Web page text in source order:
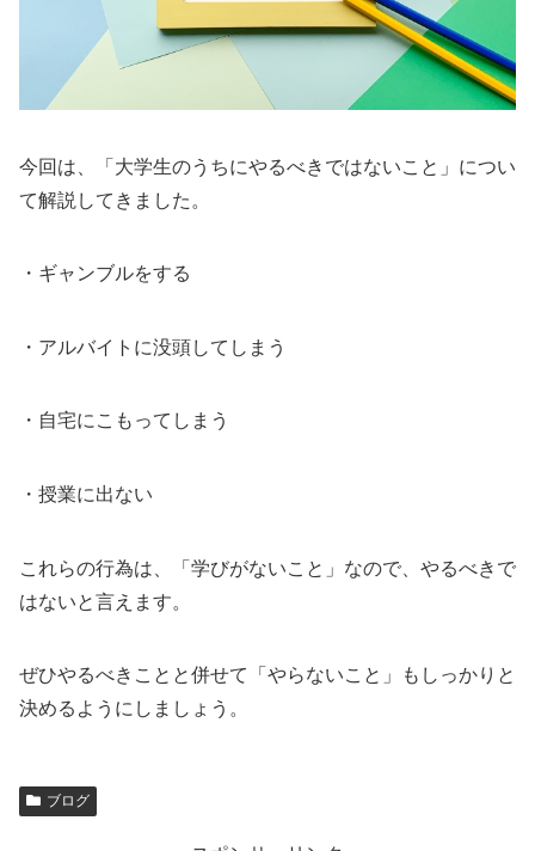
今回は、「大学生のうちにやるべきではないこと」につい
て解説してきました。
・ギャンブルをする
・アルバイトに没頭してしまう
・自宅にこもってしまう
・授業に出ない
これらの行為は、「学びがないこと」なので、やるべきで
はないと言えます。
ぜひやるべきことと併せて「やらないこと」もしっかりと
決めるようにしましょう。
ブログ